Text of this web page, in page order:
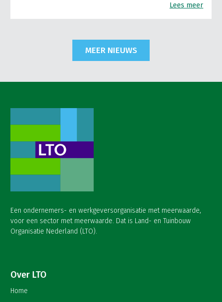
Lees meer
MEER NIEUWS
Een ondernemers- en werkgeversorganisatie met meerwaarde,
voor een sector met meerwaarde. Dat is Land- en Tuinbouw
Organisatie Nederland (LTO).
Over LTO
Home